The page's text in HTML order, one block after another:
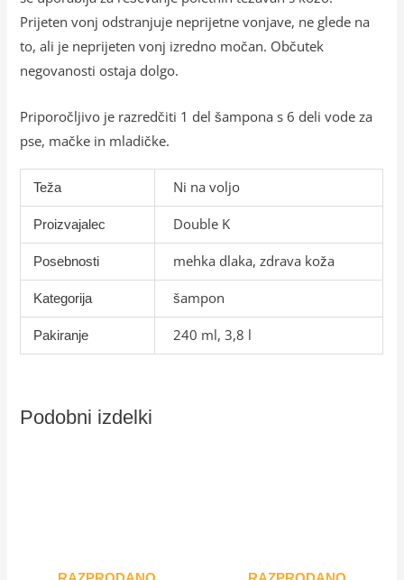
Prijeten vonj odstranjuje neprijetne vonjave, ne glede na
to, ali je neprijeten vonj izredno močan. Občutek
negovanosti ostaja dolgo.
Priporočljivo je razredčiti 1 del šampona s 6 deli vode za
pse, mačke in mladičke.
Teža Ni na voljo
Proizvajalec Double K
Posebnosti mehka dlaka, zdrava koža
Kategorija šampon
Pakiranje 240 ml, 3,8 l
Podobni izdelki